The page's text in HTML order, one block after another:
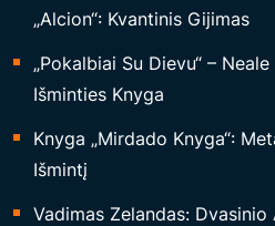
„Alcion“: Kvantinis Gijimas
„Pokalbiai Su Dievu“ –
Išminties Knyga
Knyga „Mirdado Knyga“:
Išmintį
Vadimas Zelandas: